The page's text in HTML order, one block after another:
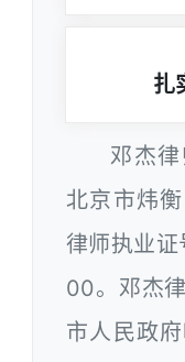
扎
邓杰
北京市炜
律师执业
00。邓杰
市人民政